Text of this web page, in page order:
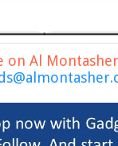
on Al